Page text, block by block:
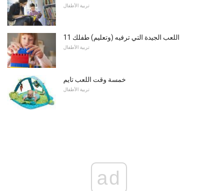
تربية الأطفال
11 اللعب الجيدة التي ترفيه (وتعليم) طفلك
تربية الأطفال
خمسة وقت اللعب تايم
تربية الأطفال
ad